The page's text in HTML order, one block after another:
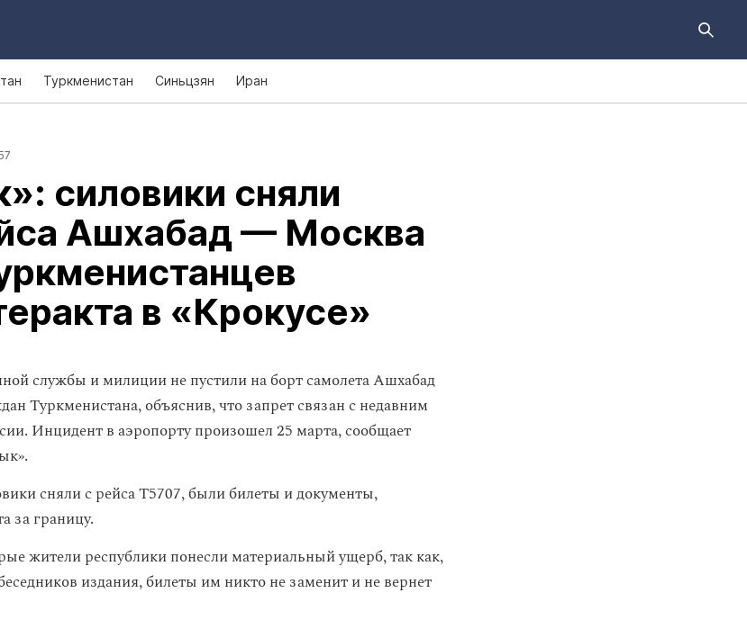
Туркменистан Синьцзян Иран
силовики сняли
Ашхабад — Москва
в «Крокусе»
службы и милиции не пустили на борт самолета Ашхабад
Туркменистана, объяснив, что запрет связан с недавним
Инцидент в аэропорту произошел 25 марта, сообщает
сняли с рейса Т5707, были билеты и документы,
за границу.
жители республики понесли материальный ущерб, так как,
издания, билеты им никто не заменит и не вернет